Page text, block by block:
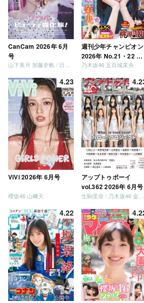
CanCam 2026年 6月
号
週刊少年チャンピオン
2026年 No.21・22 合
併号
乃木坂46 五百城茉央
4.23
ViVi 2026年 6月号
櫻坂46 山﨑天
アップトゥボーイ
vol.362 2026年 6月号
4.22